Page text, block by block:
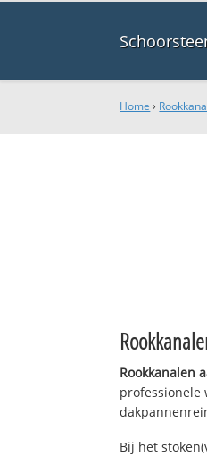
Home ›
Rookkanalen
professionele
Bij het